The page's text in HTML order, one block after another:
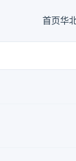
首页华